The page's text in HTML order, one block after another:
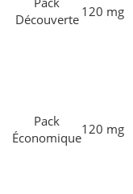
Découverte 120 mg
Pack
Économique
120 mg